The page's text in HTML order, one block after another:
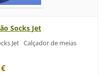
Socks Jet
Jet Calçador de meias